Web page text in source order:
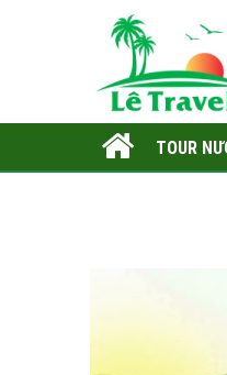
TOUR